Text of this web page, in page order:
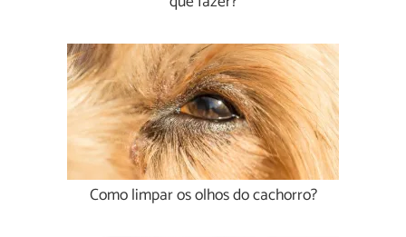
Como limpar os olhos do cachorro?